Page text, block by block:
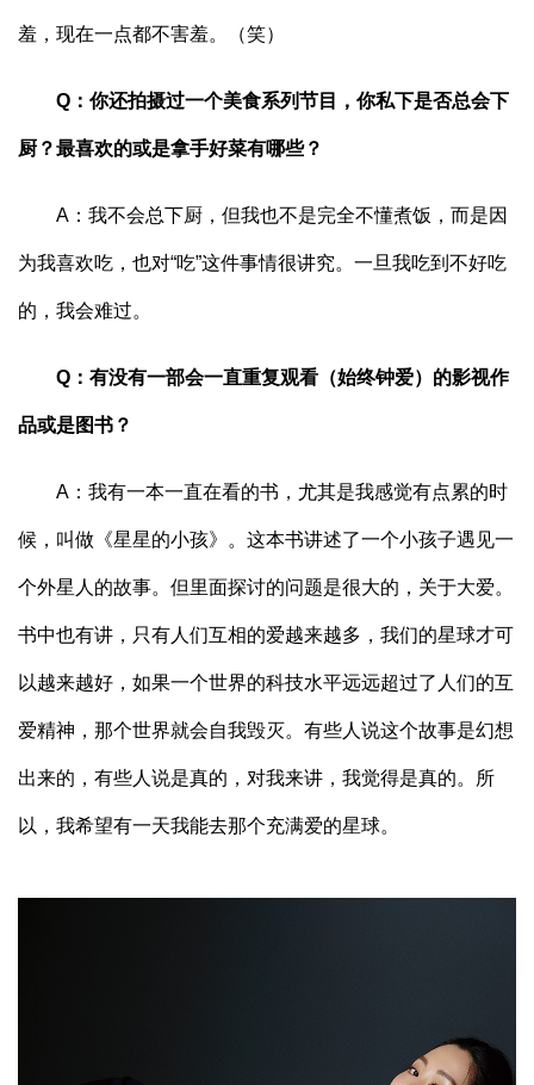
羞，现在一点都不害羞。（笑）
Q：你还拍摄过一个美食系列节目，你私下是否总会下
厨？最喜欢的或是拿手好菜有哪些？
A：我不会总下厨，但我也不是完全不懂煮饭，而是因
为我喜欢吃，也对“吃”这件事情很讲究。一旦我吃到不好吃
的，我会难过。
Q：有没有一部会一直重复观看（始终钟爱）的影视作
品或是图书？
A：我有一本一直在看的书，尤其是我感觉有点累的时
候，叫做《星星的小孩》。这本书讲述了一个小孩子遇见一
个外星人的故事。但里面探讨的问题是很大的，关于大爱。
书中也有讲，只有人们互相的爱越来越多，我们的星球才可
以越来越好，如果一个世界的科技水平远远超过了人们的互
爱精神，那个世界就会自我毁灭。有些人说这个故事是幻想
出来的，有些人说是真的，对我来讲，我觉得是真的。所
以，我希望有一天我能去那个充满爱的星球。